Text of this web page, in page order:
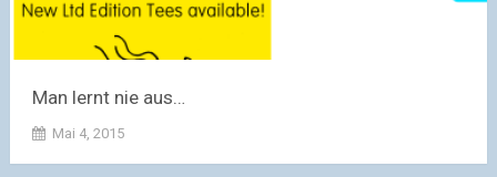
Man lernt nie aus…
Mai 4, 2015